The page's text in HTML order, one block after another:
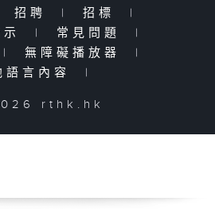
招聘 | 招標
|
示
| 常見問題
|
| 無障礙播放器
|
語言內容
|
rthk.hk